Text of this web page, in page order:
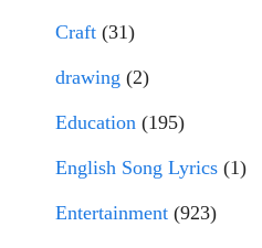
Craft (31)
drawing (2)
Education (195)
English Song Lyrics (1)
Entertainment (923)